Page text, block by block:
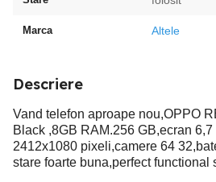
Marca Altele
Descriere
Vand telefon aproape nou,OPPO
Black ,8GB RAM.256 GB,ecran
2412x1080 pixeli,camere 64
stare foarte buna,perfect functional